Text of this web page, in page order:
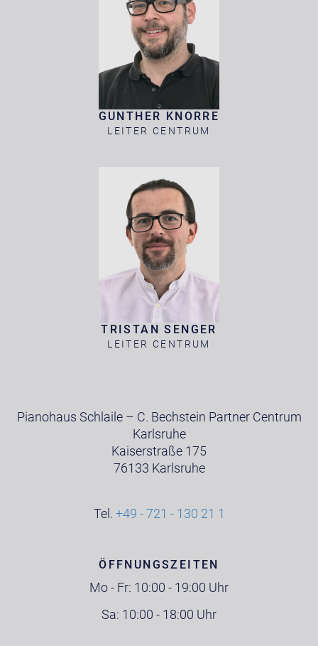
GUNTHER KNORRE
LEITER CENTRUM
TRISTAN SENGER
LEITER CENTRUM
Pianohaus Schlaile – C. Bechstein Partner Centrum
Karlsruhe
Kaiserstraße 175
76133 Karlsruhe
Tel. +49 - 721 - 130 21 1
ÖFFNUNGSZEITEN
Mo - Fr: 10:00 - 19:00 Uhr
Sa: 10:00 - 18:00 Uhr